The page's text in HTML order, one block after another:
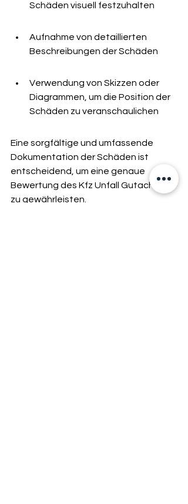
Schäden visuell festzuhalten
Aufnahme von detaillierten
Beschreibungen der Schäden
Verwendung von Skizzen oder
Diagrammen, um die Position der
Schäden zu veranschaulichen
Eine sorgfältige und umfassende
Dokumentation der Schäden ist
entscheidend, um eine genaue
Bewertung des Kfz Unfall Gutachtens
zu gewährleisten.